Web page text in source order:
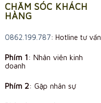
CHĂM SÓC KHÁCH
HÀNG
0862.199.787: Hotline tư vấn
Phím 1: Nhân viên kinh
doanh
Phím 2: Gặp nhân sự